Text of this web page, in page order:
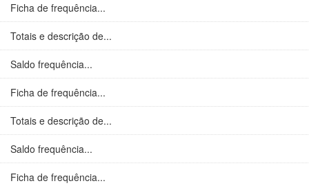
Ficha de frequência...
Totais e descrição de...
Saldo frequência...
Ficha de frequência...
Totais e descrição de...
Saldo frequência...
Ficha de frequência...